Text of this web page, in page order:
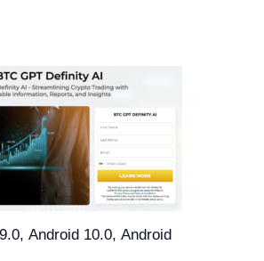
Android 10.0, Android